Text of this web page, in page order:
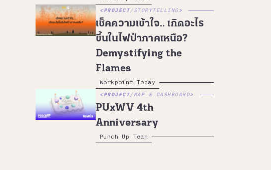
PROJECT/STORYTELLING
เช็คความเข้าใจ.. เกิดอะไร
ขึ้นในไฟป่าภาคเหนือ?
Demystifying the
Flames
Workpoint Today
PROJECT/MAP & DASHBOARD
PUxWV 4th
Anniversary
Punch Up Team